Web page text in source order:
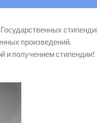
произведений.
и получением стипендии!